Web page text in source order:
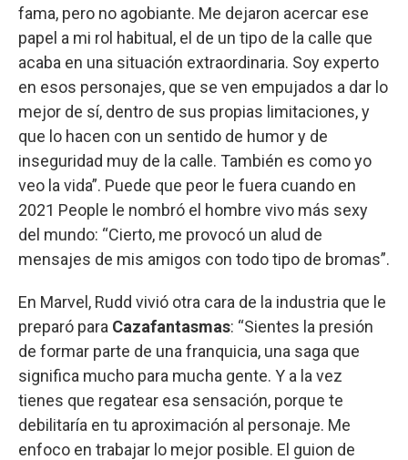
fama, pero no agobiante. Me dejaron acercar ese
papel a mi rol habitual, el de un tipo de la calle que
acaba en una situación extraordinaria. Soy experto
en esos personajes, que se ven empujados a dar lo
mejor de sí, dentro de sus propias limitaciones, y
que lo hacen con un sentido de humor y de
inseguridad muy de la calle. También es como yo
veo la vida”. Puede que peor le fuera cuando en
2021 People le nombró el hombre vivo más sexy
del mundo: “Cierto, me provocó un alud de
mensajes de mis amigos con todo tipo de bromas”.
En Marvel, Rudd vivió otra cara de la industria que le
preparó para Cazafantasmas: “Sientes la presión
de formar parte de una franquicia, una saga que
significa mucho para mucha gente. Y a la vez
tienes que regatear esa sensación, porque te
debilitaría en tu aproximación al personaje. Me
enfoco en trabajar lo mejor posible. El guion de